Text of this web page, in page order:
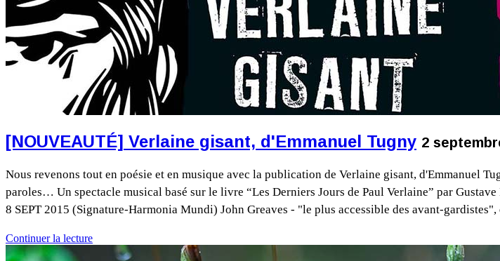
[NOUVEAUTÉ] Verlaine gisant, d'Emmanuel Tugny 2
Nous revenons tout en poésie et en musique avec la publication de Verlaine gisant, d'Emmanuel
paroles… Un spectacle musical basé sur le livre “Les Derniers Jours de Paul Verlaine” par
8 SEPT 2015 (Signature-Harmonia Mundi) John Greaves - "le plus accessible des avant-
Continuer la lecture